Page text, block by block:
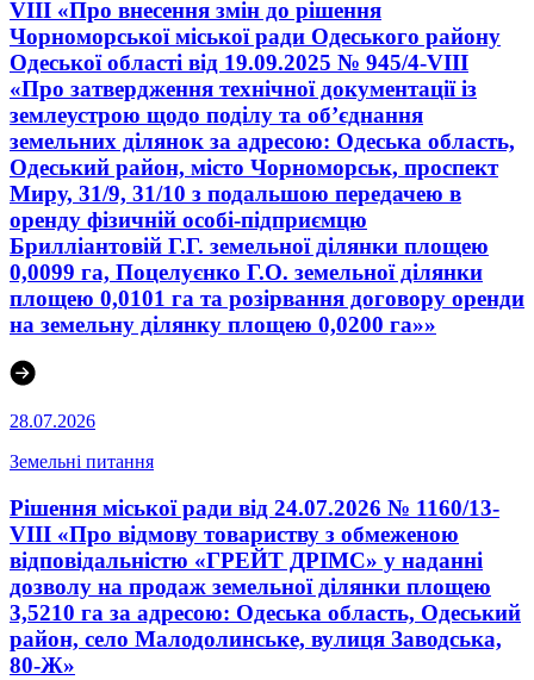
VIII «Про внесення змін до рішення
Чорноморської міської ради Одеського району
Одеської області від 19.09.2025 № 945/4-VIII
«Про затвердження технічної документації із
землеустрою щодо поділу та об’єднання
земельних ділянок за адресою: Одеська область,
Одеський район, місто Чорноморськ, проспект
Миру, 31/9, 31/10 з подальшою передачею в
оренду фізичній особі-підприємцю
Брилліантовій Г.Г. земельної ділянки площею
0,0099 га, Поцелуєнко Г.О. земельної ділянки
площею 0,0101 га та розірвання договору оренди
на земельну ділянку площею 0,0200 га»»
28.07.2026
Земельні питання
Рішення міської ради від 24.07.2026 № 1160/13-
VIII «Про відмову товариству з обмеженою
відповідальністю «ГРЕЙТ ДРІМС» у наданні
дозволу на продаж земельної ділянки площею
3,5210 га за адресою: Одеська область, Одеський
район, село Малодолинське, вулиця Заводська,
80-Ж»